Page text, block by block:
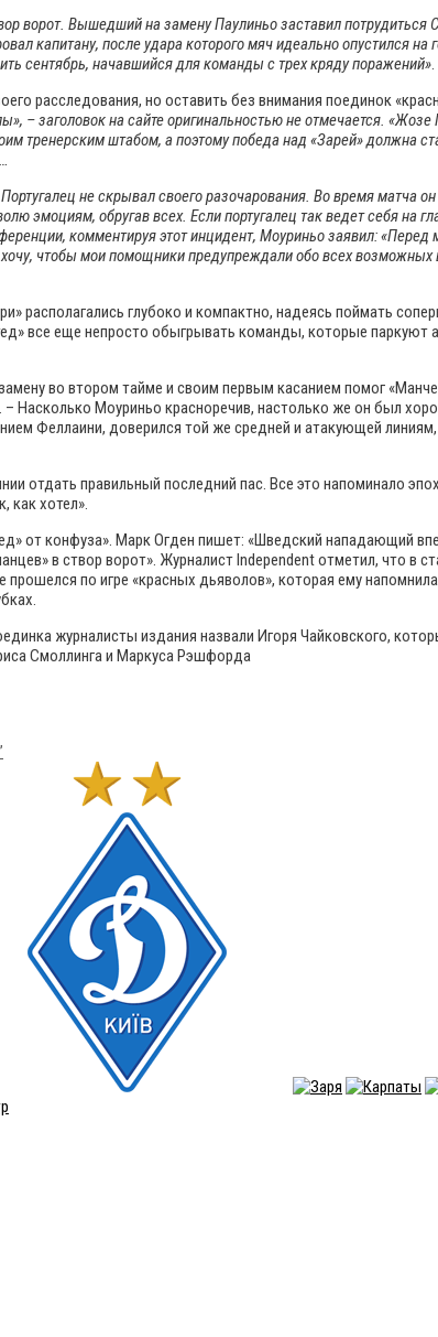
ворот. Вышедший на замену Паулиньо заставил потрудиться
капитану, после удара которого мяч идеально опустился на
сентябрь, начавшийся для команды с трех кряду поражений».
расследования, но оставить без внимания поединок
– заголовок на сайте оригинальностью не отмечается.
тренерским штабом, а поэтому победа над «Зарей» должна
не скрывал своего разочарования. Во время матча
обругав всех. Если португалец так ведет себя на
комментируя этот инцидент, Моуриньо заявил:
чтобы мои помощники предупреждали обо всех возможных
глубоко и компактно, надеясь поймать
все еще непросто обыгрывать команды, которые паркуют
во втором тайме и своим первым касанием помог
Насколько Моуриньо красноречив, настолько же он был
Феллаини, доверился той же средней и атакующей
отдать правильный последний пас. Все это напоминало
как хотел».
от конфуза». Марк Огден пишет: «Шведский нападающий
в створ ворот». Журналист Independent отметил, что в
по игре «красных дьяволов», которая ему
журналисты издания назвали Игоря Чайковского,
Смоллинга и Маркуса Рэшфорда